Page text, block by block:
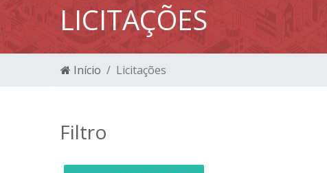
LICITAÇÕES
Início Licitações
Filtro